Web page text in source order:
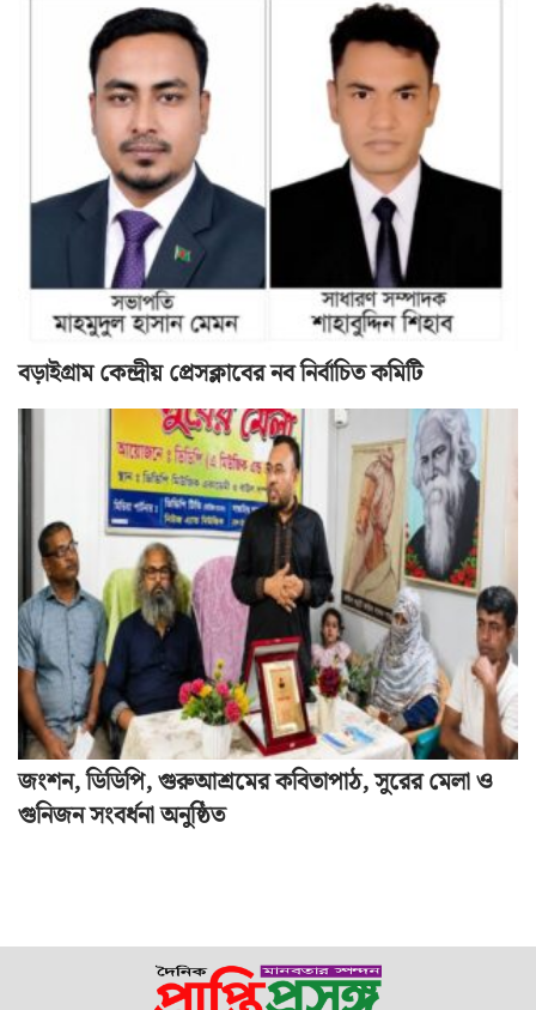
বড়াইগ্রাম কেন্দ্রীয় প্রেসক্লাবের নব নির্বাচিত কমিটি
জংশন, ডিডিপি, গুরুআশ্রমের কবিতাপাঠ, সুরের মেলা ও
গুনিজন সংবর্ধনা অনুষ্ঠিত